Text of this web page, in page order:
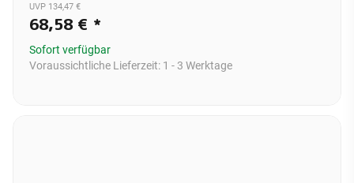
UVP 134,47 €
68,58 € *
Sofort verfügbar
Voraussichtliche Lieferzeit: 1 - 3 Werktage